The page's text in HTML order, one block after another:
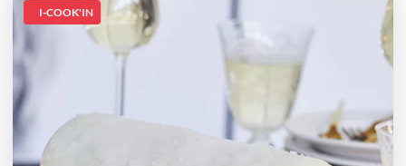
I-COOK'IN